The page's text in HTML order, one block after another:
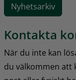
Nyhetsarkiv
Kontakta
När du inte kan
du välkommen att